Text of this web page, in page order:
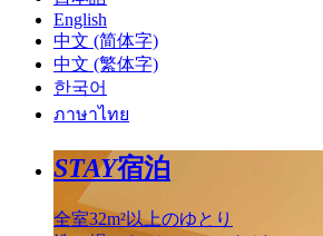
English
中文 (简体字)
中文 (繁体字)
한국어
ภาษาไทย
STAY宿泊
全室32m²以上のゆとり